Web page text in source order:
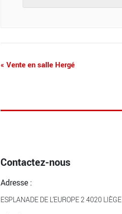
« Vente en salle Hergé
Contactez-nous
Adresse :
ESPLANADE DE L’EUROPE 2 4020 LIÈGE